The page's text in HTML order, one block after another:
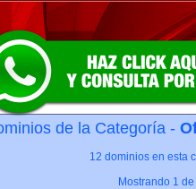
de la Categoría -
12 dominios en esta
Mostrando 1 de